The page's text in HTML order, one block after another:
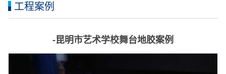
工程案例
-昆明市艺术学校舞台地胶案例